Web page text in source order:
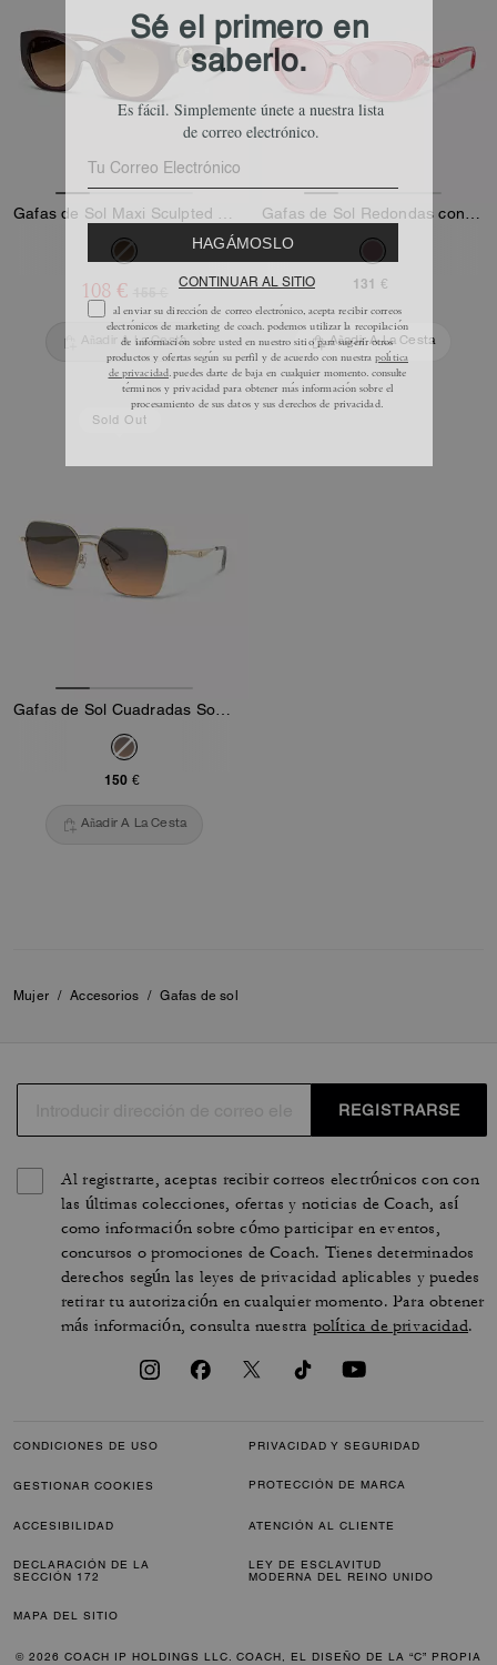
Gafas de Sol Maxi Sculpted C Ovaladas
108 €
Añadir A La Cesta
Gafas de Sol Redondas con Montura en C
131 €
Añadir A La Cesta
Sold Out
150 €
Añadir A La Cesta
Mujer / Accesorios / Gafas de sol
REGISTRARSE
Al registrarte, aceptas recibir correos electrónicos con con
las últimas colecciones, ofertas y noticias de Coach, así
como información sobre cómo participar en eventos,
concursos o promociones de Coach. Tienes determinados
derechos según las leyes de privacidad aplicables y puedes
retirar tu autorización en cualquier momento. Para obtener
más información, consulta nuestra política de privacidad.
CONDICIONES DE USO PRIVACIDAD Y SEGURIDAD
GESTIONAR COOKIES PROTECCIÓN DE MARCA
ACCESIBILIDAD ATENCIÓN AL CLIENTE
DECLARACIÓN DE LA
SECCIÓN 172
LEY DE ESCLAVITUD
MODERNA DEL REINO UNIDO
MAPA DEL SITIO
© 2026 COACH IP HOLDINGS LLC. COACH, EL DISEÑO DE LA “C” PROPIA